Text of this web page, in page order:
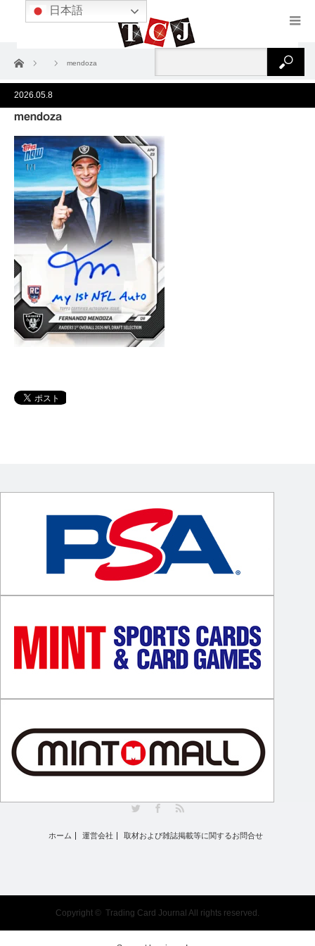
ホーム mendoza
2026.05.8
mendoza
ホーム 運営会社 取材および雑誌掲載等に関するお問合せ
Copyright © Trading Card Journal All rights reserved.
日本語